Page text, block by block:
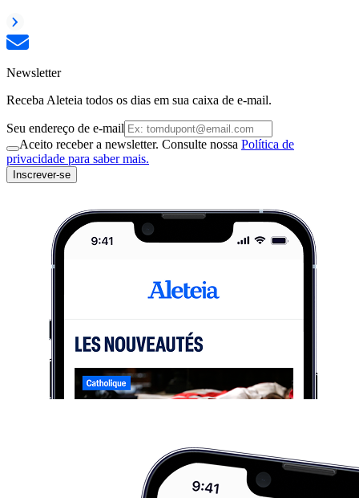
Newsletter
Receba Aleteia todos os dias em sua caixa de e-mail.
Seu endereço de e-mail
Aceito receber a newsletter. Consulte nossa Política de
privacidade para saber mais.
Inscrever-se